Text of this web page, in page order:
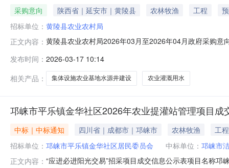
采购意向 陕西省｜延安市｜黄陵县 农林牧渔 工程
招标单位： 黄陵县农业农村局
正文内容： 黄陵县农业农村局2026年03月至2026年04月政府采购意
算金额：41.220000万元(人民币)采购品目：采购需求概
及
发布时间： 2026-03-17 10:14
相关产品：
集体设施农业基地水源井建设 农业灌溉用水
邛崃市平乐镇金华社区2026年农业提灌站管理项目成
中标｜中标通知 四川省｜成都市｜邛崃市 农林牧渔
工程
招标单位： 邛崃市平乐镇金华社区居民委员会 中标单位： 邛崃市
正文内容： “应进必进阳光交易”招采项目成交信息公示表项目名称